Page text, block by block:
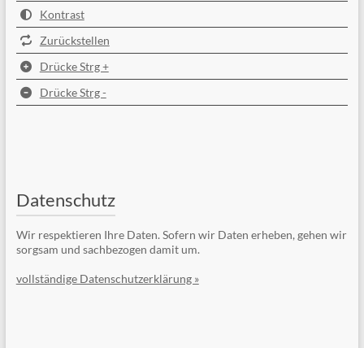
Kontrast
Zurückstellen
Drücke Strg +
Drücke Strg -
Datenschutz
Wir respektieren Ihre Daten. Sofern wir Daten erheben, gehen wir
sorgsam und sachbezogen damit um.
vollständige Datenschutzerklärung »